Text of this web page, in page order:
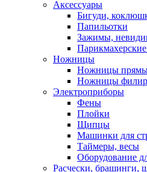
Аксессуары
Бигуди,
Папильотки
Зажимы,
Ножницы
Ножницы
Ножницы
Электроприборы
Фены
Плойки
Щипцы
Машинки для
Таймеры, весы
Оборудование
Расчески, брашинги,